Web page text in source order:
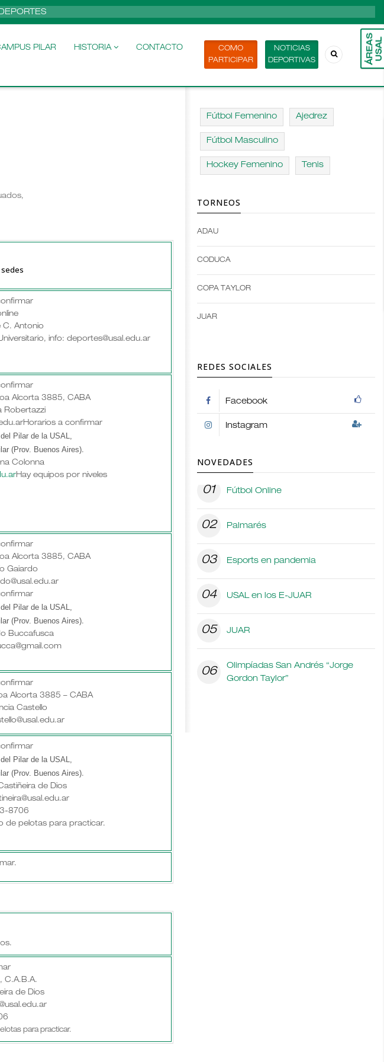
PILAR HISTORIA CONTACTO
NOTICIAS
DEPORTIVAS
COMO
PARTICIPAR
C. Antonio
info: deportes@usal.edu.ar
Alcorta 3885, CABA
Robertazzi
Horarios a confirmar
Pilar de la USAL,
(Prov. Buenos Aires).
Colonna
Hay equipos por niveles
Alcorta 3885, CABA
Gaiardo
Pilar de la USAL,
(Prov. Buenos Aires).
Buccafusca
Alcorta 3885 – CABA
Castello
Pilar de la USAL,
(Prov. Buenos Aires).
de Dios
8706
de pelotas para practicar.
C.A.B.A.
de Dios
para practicar.
Fútbol Femenino Ajedrez
Fútbol Masculino
Hockey Femenino Tenis
TORNEOS
Open
Deportes
configuration
options
Open
configuration
options
ADAU
CODUCA
COPA TAYLOR
JUAR
REDES SOCIALES
Facebook
Instagram
NOVEDADES
01 Fútbol Online
02 Palmarés
03 Esports en pandemia
04 USAL en los E-JUAR
05 JUAR
06
Olimpíadas San Andrés “Jorge
Gordon Taylor”